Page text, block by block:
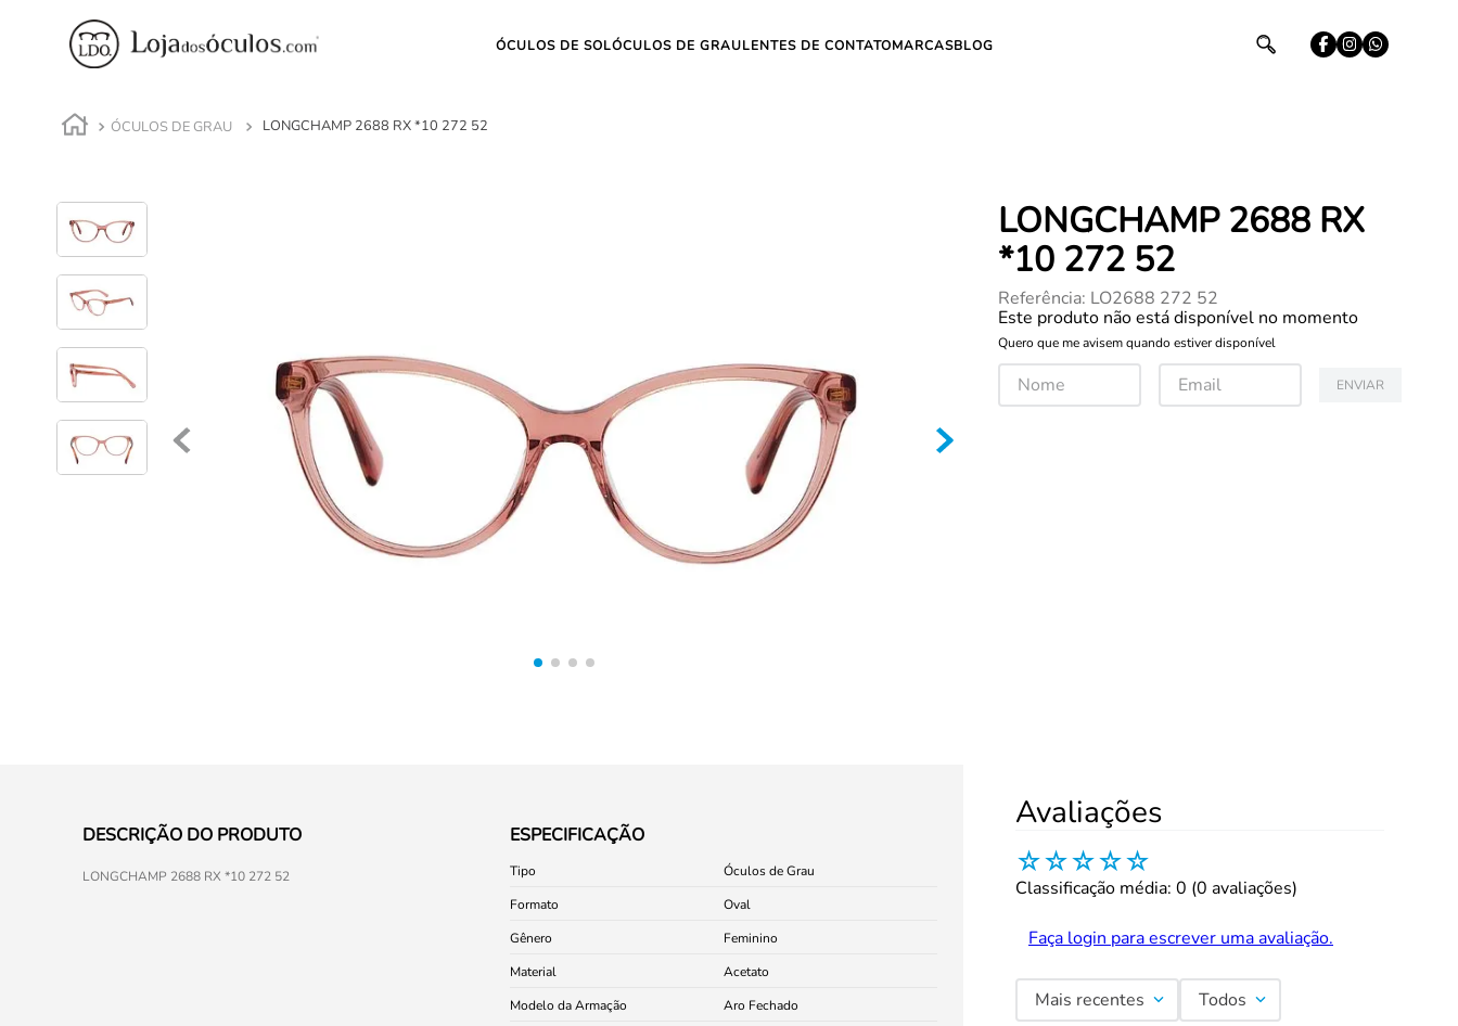
ÓCULOS DE SOLÓCULOS DE GRAULENTES DE CONTATOMARCASBLOG
ÓCULOS DE GRAU LONGCHAMP 2688 RX *10 272 52
LONGCHAMP 2688 RX
*10 272 52
Referência: LO2688 272 52
Este produto não está disponível no momento
Quero que me avisem quando estiver disponível
ENVIAR
DESCRIÇÃO DO PRODUTO
LONGCHAMP 2688 RX *10 272 52
ESPECIFICAÇÃO
Tipo
Óculos de Grau
Formato
Oval
Gênero
Feminino
Material
Acetato
Modelo da Armação
Aro Fechado
Avaliações
☆☆☆☆☆
Classificação média: 0 (0 avaliações)
Faça login para escrever uma avaliação.
Mais recentes Todos